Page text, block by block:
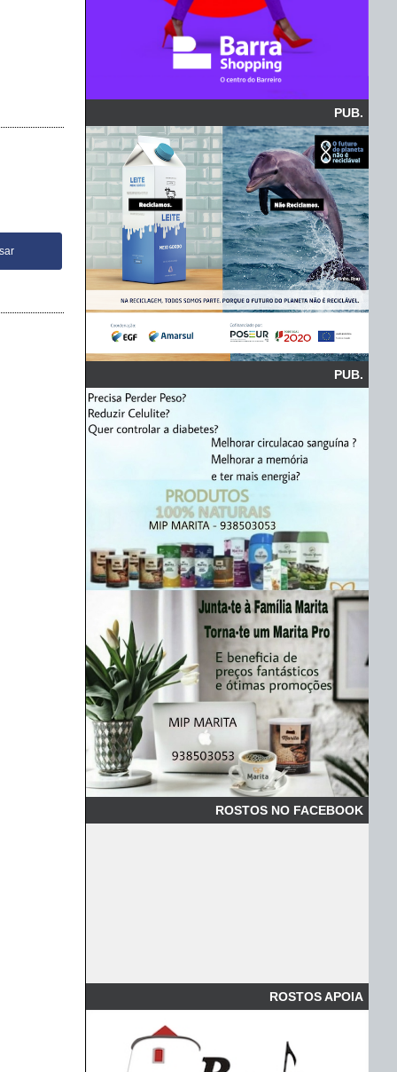
PUB.
PUB.
ROSTOS NO FACEBOOK
ROSTOS APOIA